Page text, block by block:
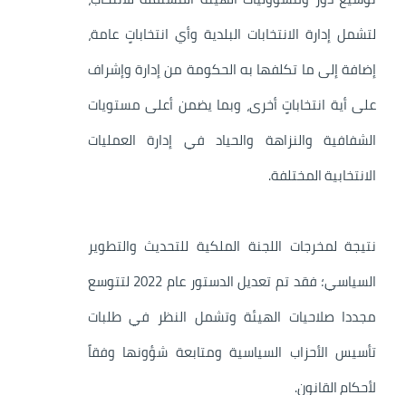
لتشمل إدارة الانتخابات البلدية وأي انتخاباتٍ عامة،
إضافة إلى ما تكلفها به الحكومة من إدارة وإشراف
على أية انتخاباتٍ أخرى، وبما يضمن أعلى مستويات
الشفافية والنزاهة والحياد في إدارة العمليات
الانتخابية المختلفة.
نتيجة لمخرجات اللجنة الملكية للتحديث والتطوير
السياسي؛ فقد تم تعديل الدستور عام 2022 لتتوسع
مجددا صلاحيات الهيئة وتشمل النظر في طلبات
تأسيس الأحزاب السياسية ومتابعة شؤونها وفقاً
لأحكام القانون.